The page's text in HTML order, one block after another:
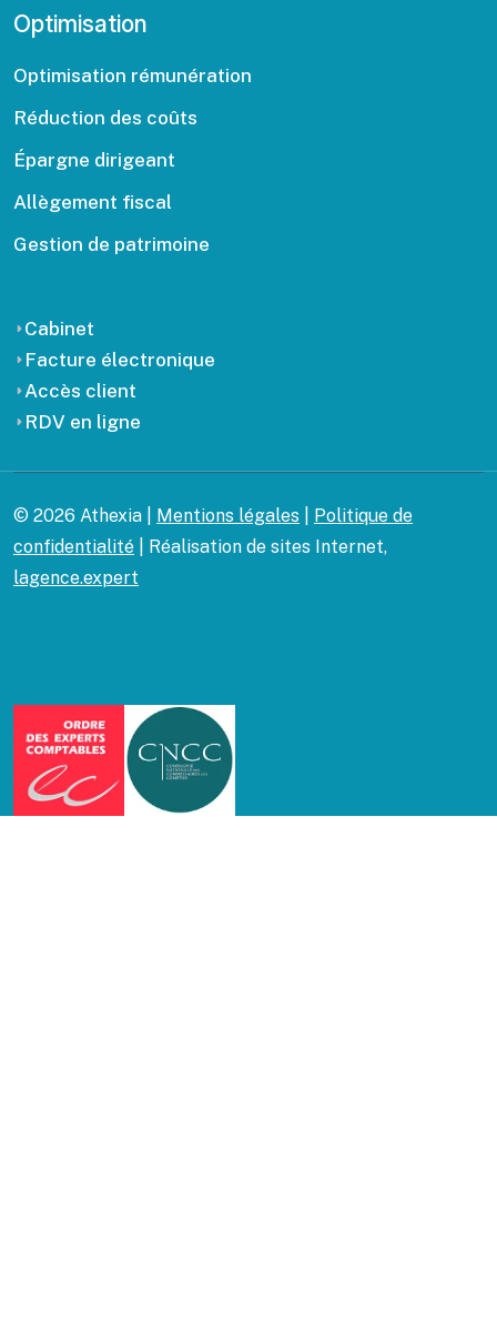
Optimisation
Optimisation rémunération
Réduction des coûts
Épargne dirigeant
Allègement fiscal
Gestion de patrimoine
Cabinet
Facture électronique
Accès client
RDV en ligne
© 2026 Athexia | Mentions légales
Politique de
confidentialité | Réalisation de sites Internet,
lagence.expert